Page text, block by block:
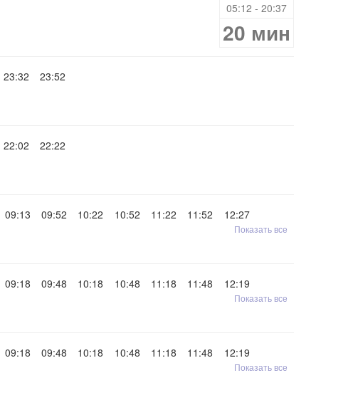
05:12 - 20:37
20 мин
23:32 23:52
22:02 22:22
09:13 09:52 10:22 10:52 11:22 11:52
12:27
Показать все
09:18 09:48 10:18 10:48 11:18 11:48
12:19
Показать все
09:18 09:48 10:18 10:48 11:18 11:48
12:19
Показать все